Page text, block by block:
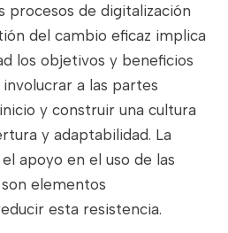
procesos de digitalización
del cambio eficaz implica
los objetivos y beneficios
a las partes
y construir una cultura
y adaptabilidad. La
apoyo en el uso de las
elementos
esta resistencia.